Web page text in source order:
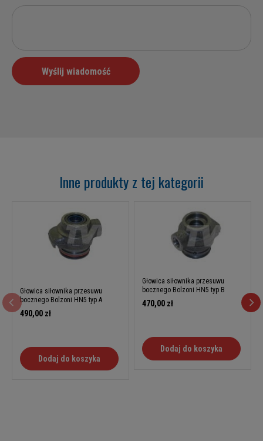
Inne produkty z tej kategorii
Głowica siłownika przesuwu
bocznego Bolzoni HN5 typ A
490,00 zł
Dodaj do koszyka
Głowica siłownika przesuwu
bocznego Bolzoni HN5 typ B
470,00 zł
Dodaj do koszyka